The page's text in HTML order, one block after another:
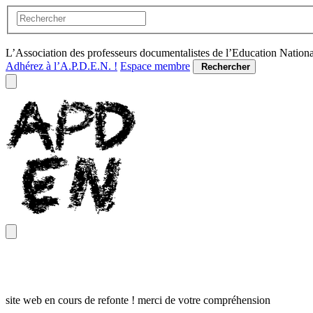
L’Association des professeurs documentalistes de l’Education
Adhérez à l’A.P.D.E.N. ! Espace membre Rechercher
site web en cours de refonte ! merci de votre compréhension